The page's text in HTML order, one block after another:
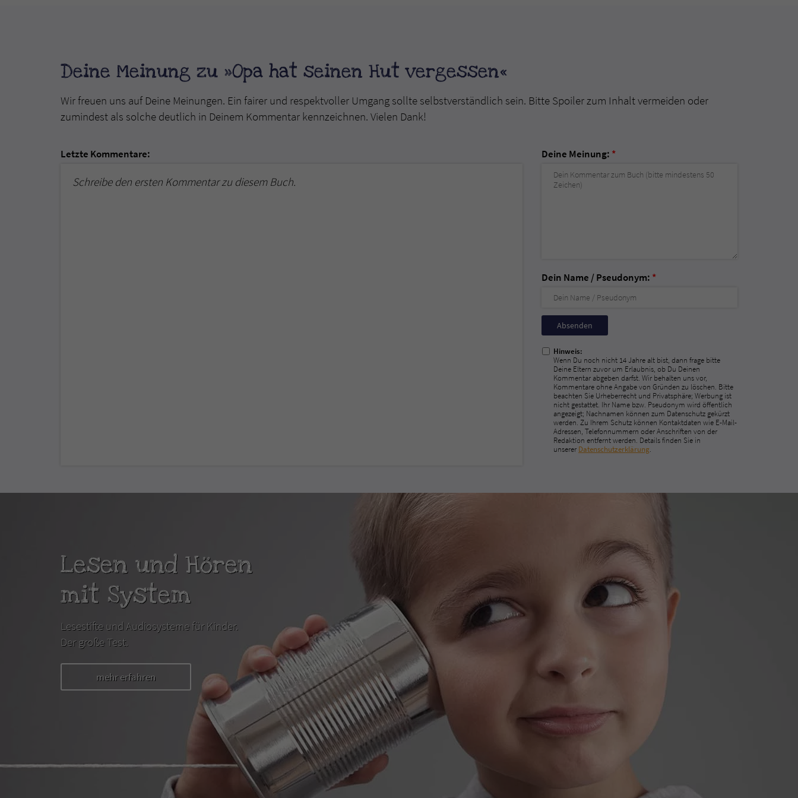
Deine Meinung zu »Opa hat seinen Hut vergessen«
Wir freuen uns auf Deine Meinungen. Ein fairer und respektvoller Umgang sollte selbstverständlich sein. Bitte Spoiler zum Inhalt vermeiden oder
zumindest als solche deutlich in Deinem Kommentar kennzeichnen. Vielen Dank!
Letzte Kommentare:
Schreibe den ersten Kommentar zu diesem Buch.
Deine Meinung: *
Dein Name / Pseudonym: *
Nicht
ausfüllen!
Hinweis:
Wenn Du noch nicht 14 Jahre alt bist, dann frage bitte
Deine Eltern zuvor um Erlaubnis, ob Du Deinen
Kommentar abgeben darfst. Wir behalten uns vor,
Kommentare ohne Angabe von Gründen zu löschen. Bitte
beachten Sie Urheberrecht und Privatsphäre; Werbung ist
nicht gestattet. Ihr Name bzw. Pseudonym wird öffentlich
angezeigt; Nachnamen können zum Datenschutz gekürzt
werden. Zu Ihrem Schutz können Kontaktdaten wie E-Mail-
Adressen, Telefonnummern oder Anschriften von der
Redaktion entfernt werden. Details finden Sie in
unserer Datenschutzerklärung.
Lesen und Hören
mit System
Lesestifte und Audiosysteme für Kinder.
Der große Test.
mehr erfahren